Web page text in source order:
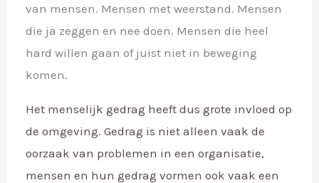
van mensen. Mensen met weerstand. Mensen
die ja zeggen en nee doen. Mensen die heel
hard willen gaan of juist niet in beweging
komen.
Het menselijk gedrag heeft dus grote invloed op
de omgeving. Gedrag is niet alleen vaak de
oorzaakvan problemen in een organisatie,
mensen en hun gedrag vormen ook vaak een